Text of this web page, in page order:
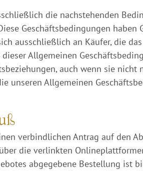
die nachstehenden
Geschäftsbedingungen haben
ausschließlich an Käufer, die
Allgemeinen
auch wenn sie
unseren Allgemeinen
verbindlichen Antrag auf den
die verlinkten
abgegebene Bestellung ist